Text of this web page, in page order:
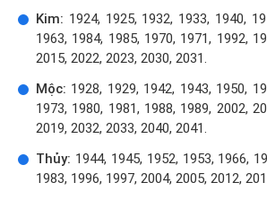
Kim: 1924, 1925, 1932, 1933, 1940,
1963, 1984, 1985, 1970, 1971, 1992,
2015, 2022, 2023, 2030, 2031.
Mộc: 1928, 1929, 1942, 1943, 1950,
1973, 1980, 1981, 1988, 1989, 2002,
2019, 2032, 2033, 2040, 2041.
Thủy: 1944, 1945, 1952, 1953, 1966,
1983, 1996, 1997, 2004, 2005, 2012,